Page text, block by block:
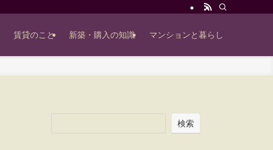
賃貸のこと 新築・購入の知識 マンションと暮らし
検索